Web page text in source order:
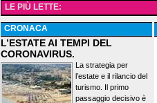
LE PIÙ LETTE:
CRONACA
L’ESTATE AI TEMPI DEL
CORONAVIRUS.
La strategia per
l’estate e il rilancio del
turismo. Il primo
passaggio decisivo è